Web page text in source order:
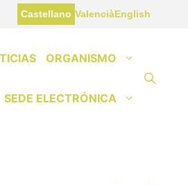
Castellano ValenciàEnglish
ORGANISMO
SEDE ELECTRÓNICA